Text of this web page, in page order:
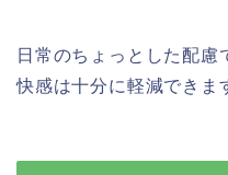
日常のちょっとした配慮
快感は十分に軽減できま